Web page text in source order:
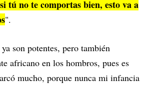
tú no te comportas bien, esto va a
".
son potentes, pero también
africano en los hombros, pues es
mucho, porque nunca mi infancia